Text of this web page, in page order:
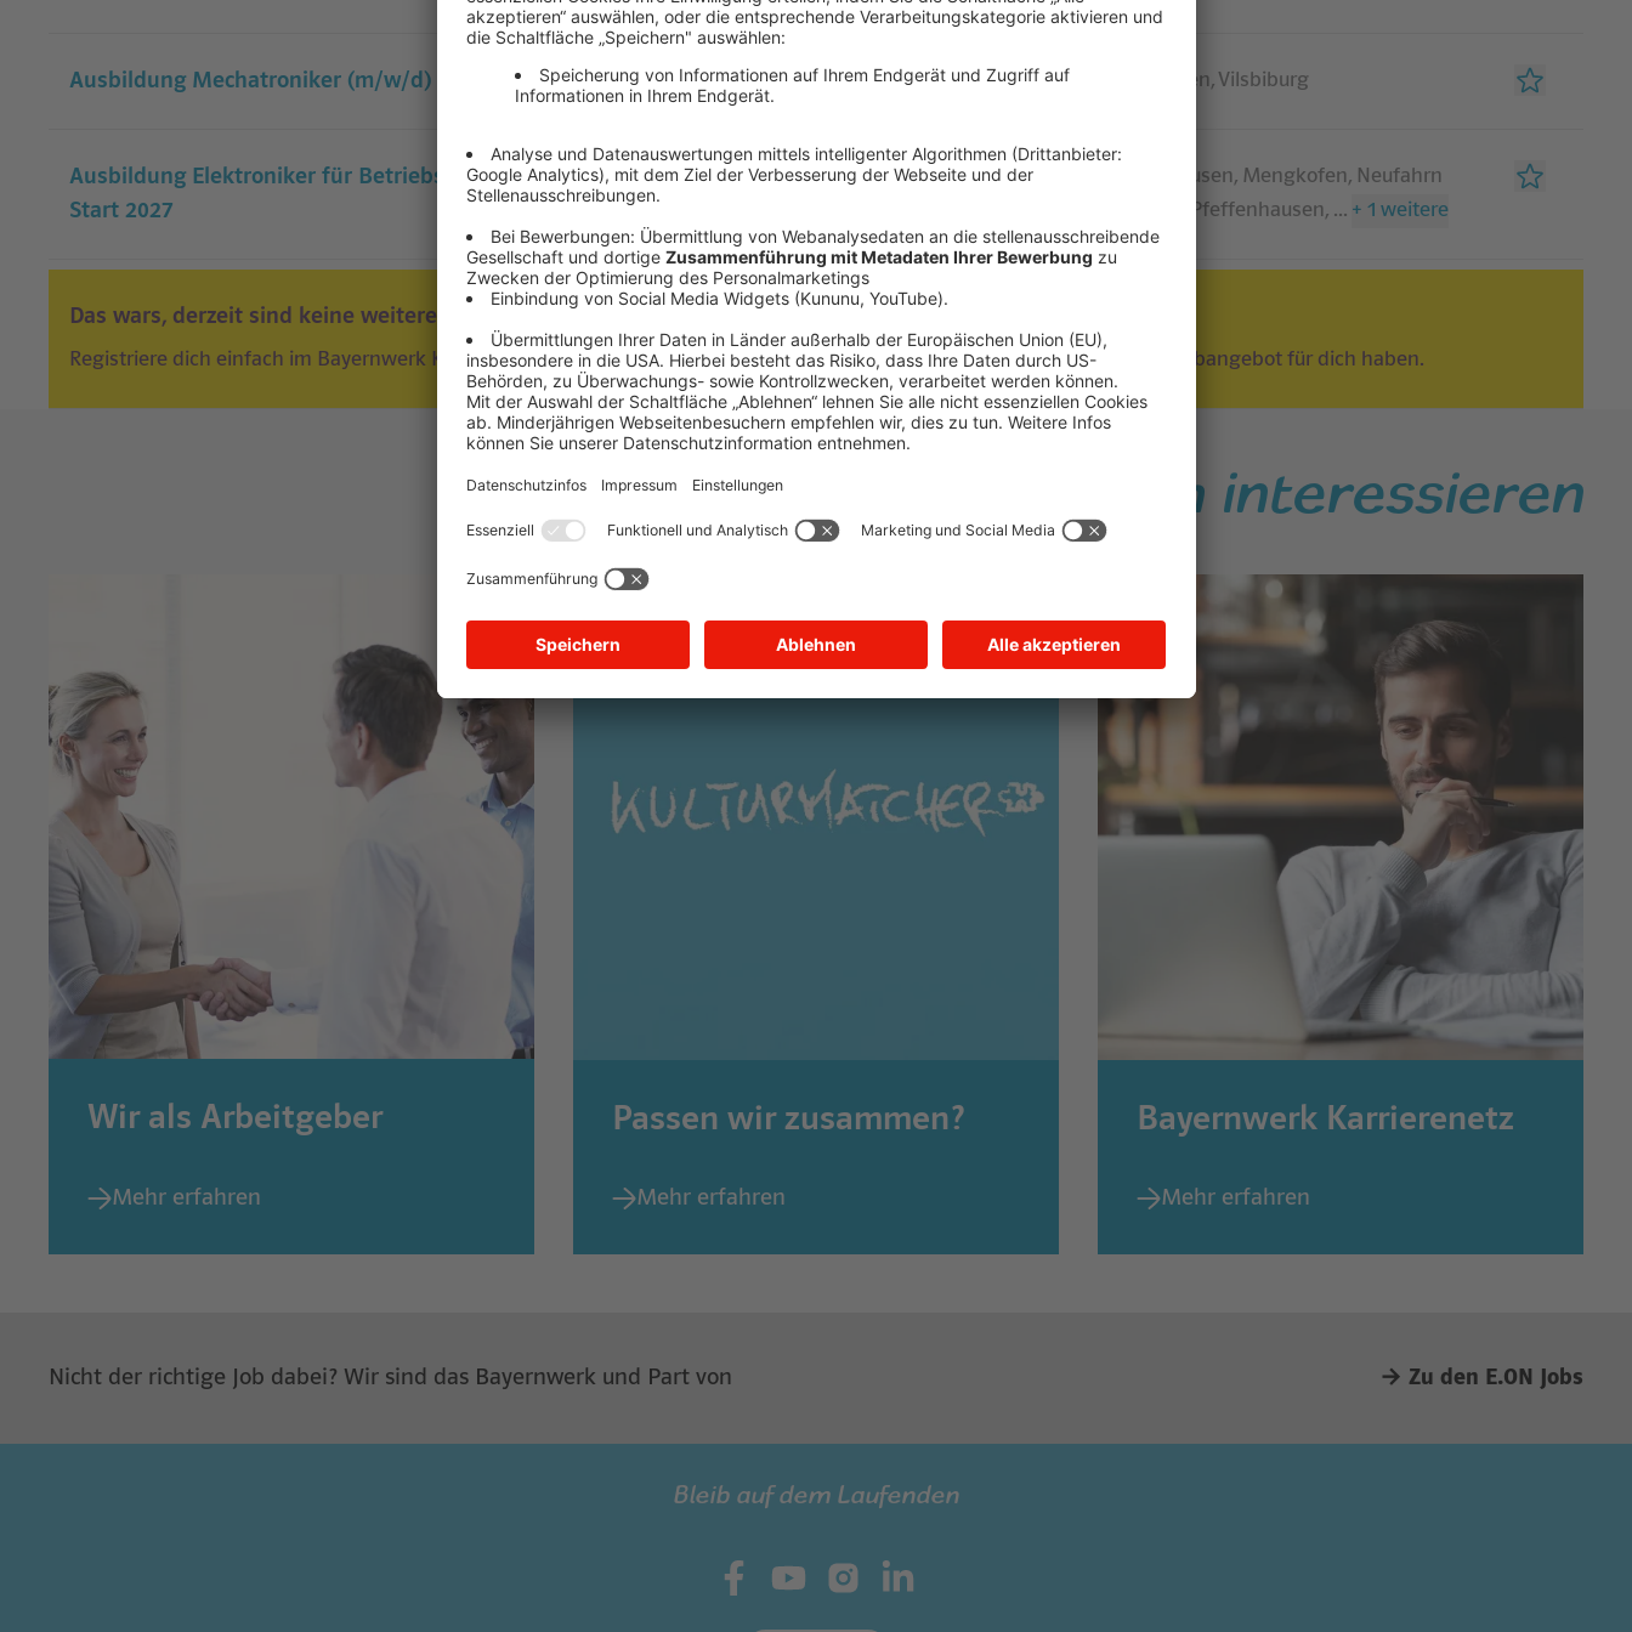
Ausbildung Mechatroniker (m/w/d) Altdorf - Start 2027 Bayernwerk Netz GmbH Altdorf, Mengkofen, Vilsbiburg
Ausbildung Elektroniker für Betriebstechnik (m/w/d) Altdorf -
Start 2027
Bayernwerk Netz GmbH
Altdorf, Geisenhausen, Mengkofen, Neufahrn
in Niederbayern, Pfeffenhausen, ... +1 weitere
Das wars, derzeit sind keine weiteren Jobs vorhanden. Nichts Passendes dabei?
Registriere dich einfach im Bayernwerk Karrierenetz, damit wir mit dir in Kontakt treten können, sobald wir ein passendes Jobangebot für dich haben.
Das könnte dich auch interessieren
Wir als Arbeitgeber
Mehr erfahren
Passen wir zusammen?
Mehr erfahren
Bayernwerk Karrierenetz
Mehr erfahren
Nicht der richtige Job dabei? Wir sind das Bayernwerk und Part von → Zu den E.ON Jobs
Bleib auf dem Laufenden